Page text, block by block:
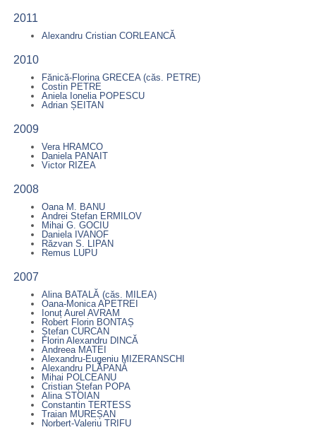
2011
Alexandru Cristian CORLEANCĂ
2010
Fănică-Florina GRECEA (căs. PETRE)
Costin PETRE
Aniela Ionelia POPESCU
Adrian ȘEITAN
2009
Vera HRAMCO
Daniela PANAIT
Victor RIZEA
2008
Oana M. BANU
Andrei Stefan ERMILOV
Mihai G. GOCIU
Daniela IVANOF
Răzvan S. LIPAN
Remus LUPU
2007
Alina BATALĂ (căs. MILEA)
Oana-Monica APETREI
Ionuț Aurel AVRAM
Robert Florin BONTAȘ
Ștefan CURCAN
Florin Alexandru DINCĂ
Andreea MATEI
Alexandru-Eugeniu MIZERANSCHI
Alexandru PLĂPANĂ
Mihai POLCEANU
Cristian Ștefan POPA
Alina STOIAN
Constantin TERTESS
Traian MUREȘAN
Norbert-Valeriu TRIFU